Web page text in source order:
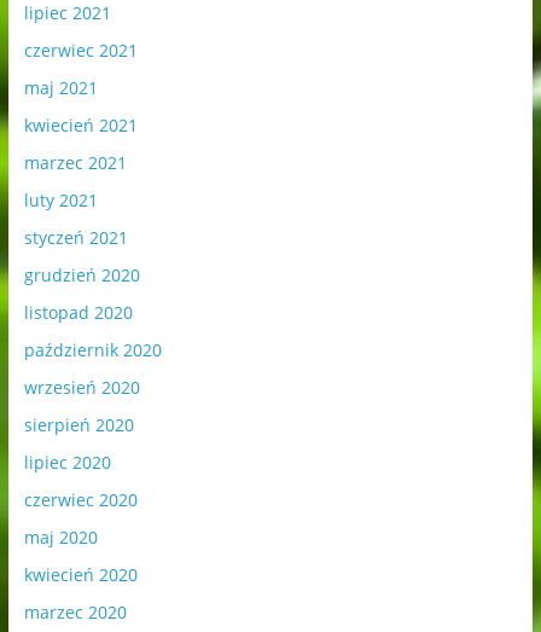
lipiec 2021
czerwiec 2021
maj 2021
kwiecień 2021
marzec 2021
luty 2021
styczeń 2021
grudzień 2020
listopad 2020
październik 2020
wrzesień 2020
sierpień 2020
lipiec 2020
czerwiec 2020
maj 2020
kwiecień 2020
marzec 2020